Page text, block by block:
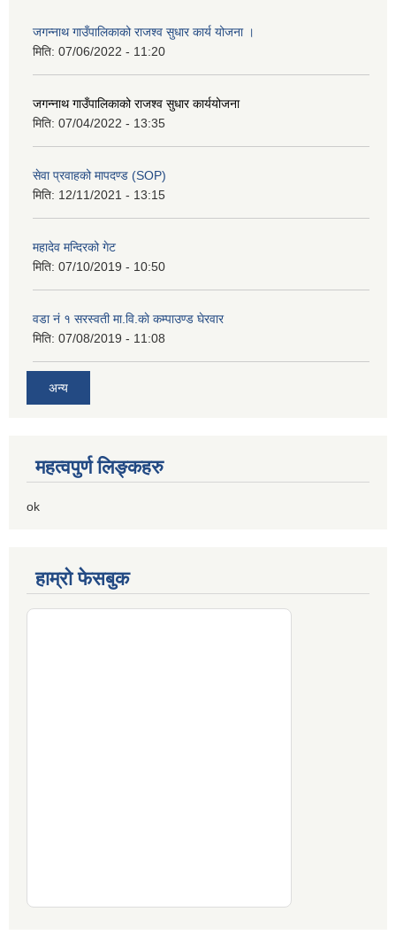
जगन्नाथ गाउँपालिकाको राजश्व सुधार कार्य योजना ।
मिति: 07/06/2022 - 11:20
जगन्नाथ गाउँपालिकाको राजश्व सुधार कार्ययोजना
मिति: 07/04/2022 - 13:35
सेवा प्रवाहको मापदण्ड (SOP)
मिति: 12/11/2021 - 13:15
महादेव मन्दिरको गेट
मिति: 07/10/2019 - 10:50
वडा नं १ सरस्वती मा.वि.काे कम्पाउण्ड घेरवार
मिति: 07/08/2019 - 11:08
अन्य
महत्वपुर्ण लिङ्कहरु
ok
हाम्रो फेसबुक